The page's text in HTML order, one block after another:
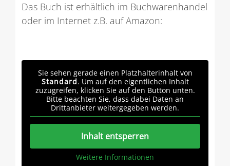
Das Buch ist erhältlich im Buchwarenhandel
oder im Internet z.B. auf Amazon:
Sie sehen gerade einen Platzhalterinhalt von
Standard. Um auf den eigentlichen Inhalt
zuzugreifen, klicken Sie auf den Button unten.
Bitte beachten Sie, dass dabei Daten an
Drittanbieter weitergegeben werden.
Inhalt entsperren
Weitere Informationen